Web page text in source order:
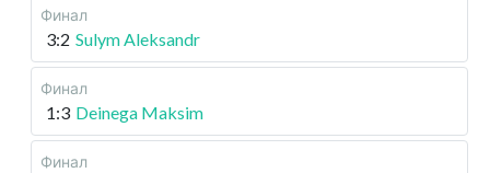
Финал
3:2 Sulym Aleksandr
Финал
1:3 Deinega Maksim
Финал